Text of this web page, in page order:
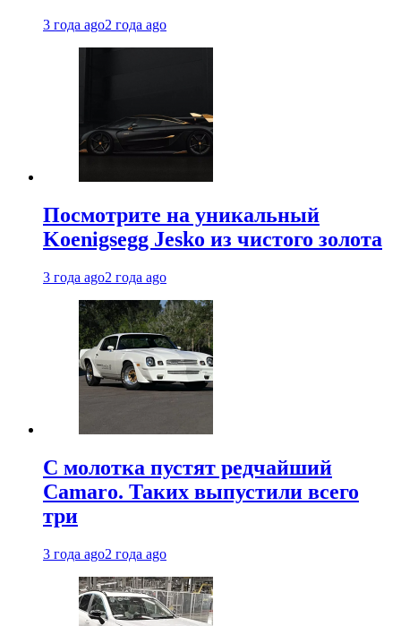
3 года ago2 года ago
Посмотрите на уникальный
Koenigsegg Jesko из чистого золота
3 года ago2 года ago
С молотка пустят редчайший
Camaro. Таких выпустили всего
три
3 года ago2 года ago